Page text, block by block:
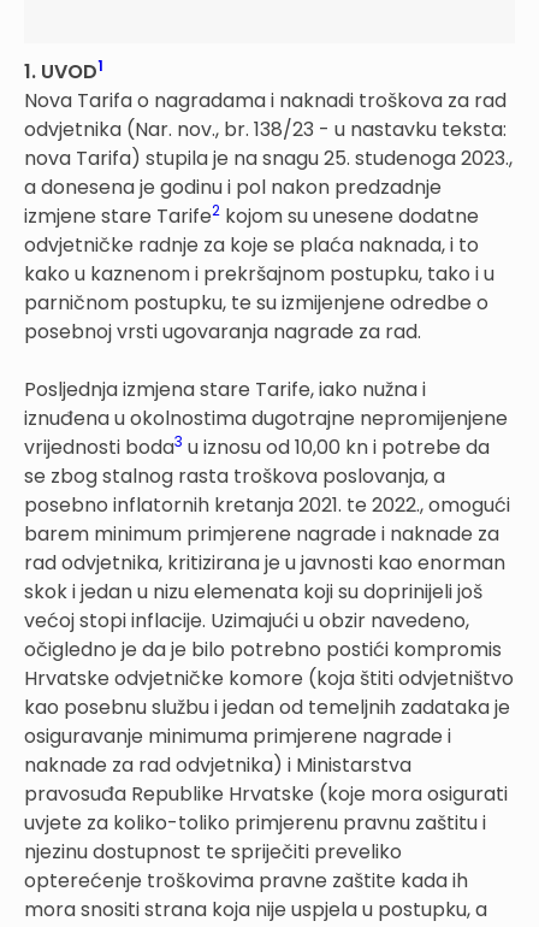
1. UVOD1
Nova Tarifa o nagradama i naknadi troškova za rad
odvjetnika (Nar. nov., br. 138/23 - u nastavku teksta:
nova Tarifa) stupila je na snagu 25. studenoga 2023.,
a donesena je godinu i pol nakon predzadnje
izmjene stare Tarife2 kojom su unesene dodatne
odvjetničke radnje za koje se plaća naknada, i to
kako u kaznenom i prekršajnom postupku, tako i u
parničnom postupku, te su izmijenjene odredbe o
posebnoj vrsti ugovaranja nagrade za rad.
Posljednja izmjena stare Tarife, iako nužna i
iznuđena u okolnostima dugotrajne nepromijenjene
vrijednosti boda3 u iznosu od 10,00 kn i potrebe da
se zbog stalnog rasta troškova poslovanja, a
posebno inflatornih kretanja 2021. te 2022., omogući
barem minimum primjerene nagrade i naknade za
rad odvjetnika, kritizirana je u javnosti kao enorman
skok i jedan u nizu elemenata koji su doprinijeli još
većoj stopi inflacije. Uzimajući u obzir navedeno,
očigledno je da je bilo potrebno postići kompromis
Hrvatske odvjetničke komore (koja štiti odvjetništvo
kao posebnu službu i jedan od temeljnih zadataka je
osiguravanje minimuma primjerene nagrade i
naknade za rad odvjetnika) i Ministarstva
pravosuđa Republike Hrvatske (koje mora osigurati
uvjete za koliko-toliko primjerenu pravnu zaštitu i
njezinu dostupnost te spriječiti preveliko
opterećenje troškovima pravne zaštite kada ih
mora snositi strana koja nije uspjela u postupku, a